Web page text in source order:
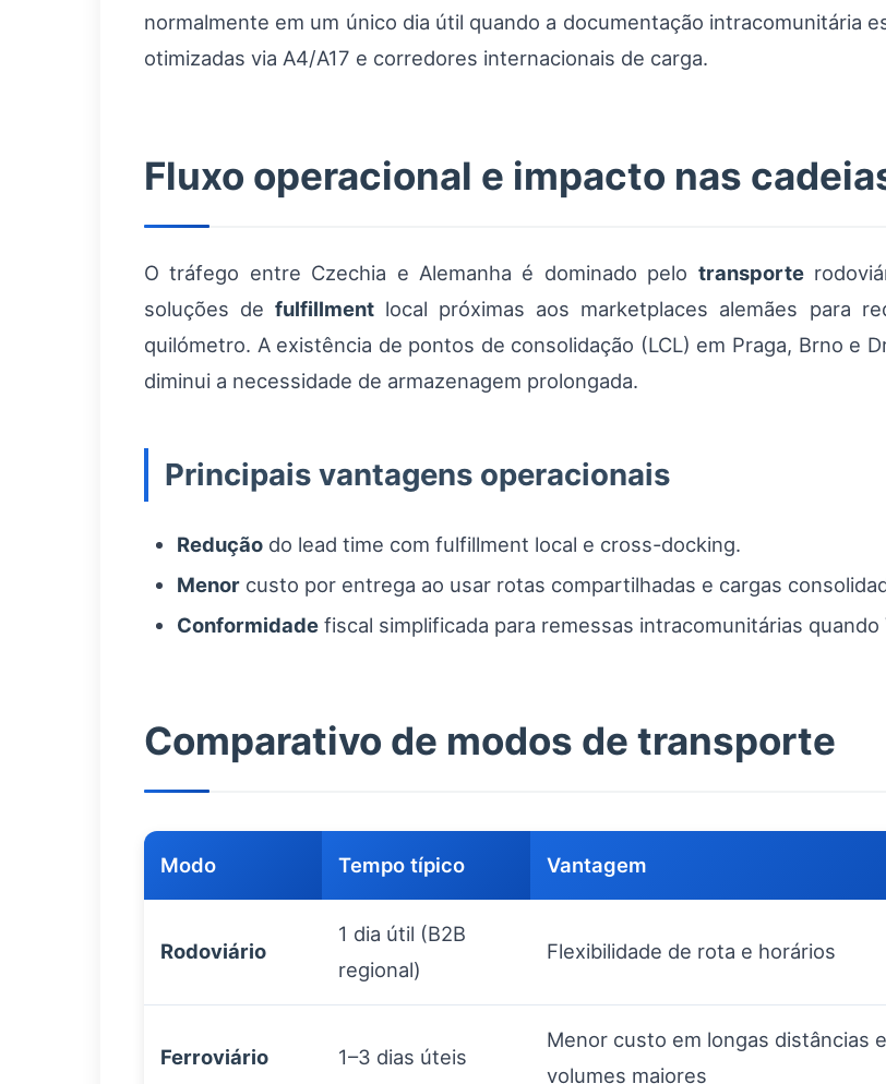
normalmente em um único dia útil quando a documentação intracomunitária
otimizadas via A4/A17 e corredores internacionais de carga.
Fluxo operacional e impacto nas
O tráfego entre Czechia e Alemanha é dominado pelo transporte
soluções defulfillment local próximas aos marketplaces alemães para
quilómetro. A existência de pontos de consolidação (LCL) em Praga, Brno e
diminui a necessidade de armazenagem prolongada.
Principais vantagens operacionais
Redução do lead time com fulfillment local e cross-docking.
Menor custo por entrega ao usar rotas compartilhadas e cargas
Conformidade fiscal simplificada para remessas intracomunitárias quando
Comparativo de modos de transporte
Modo Tempo típico Vantagem
Rodoviário
1 dia útil (B2B
regional)
Flexibilidade de rota e horários
Ferroviário 1–3 dias úteis
Menor custo em longas distâncias e
volumes maiores